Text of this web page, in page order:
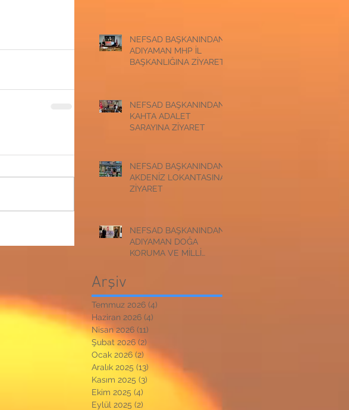
NEFSAD BAŞKANINDAN
ADIYAMAN MHP İL
BAŞKANLIĞINA ZİYARET
NEFSAD BAŞKANINDAN
KAHTA ADALET
SARAYINA ZİYARET
NEFSAD BAŞKANINDAN
AKDENİZ LOKANTASINA
ZİYARET
NEFSAD BAŞKANINDAN
ADIYAMAN DOĞA
KORUMA VE MİLLİ
Arşiv
Temmuz 2026 (4)
Haziran 2026 (4)
Nisan 2026 (11)
Şubat 2026 (2)
Ocak 2026 (2) 2 yazı
Aralık 2025 (13)
Kasım 2025 (3)
Ekim 2025 (4)
Eylül 2025 (2)